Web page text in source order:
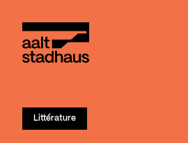
Main content
Littérature